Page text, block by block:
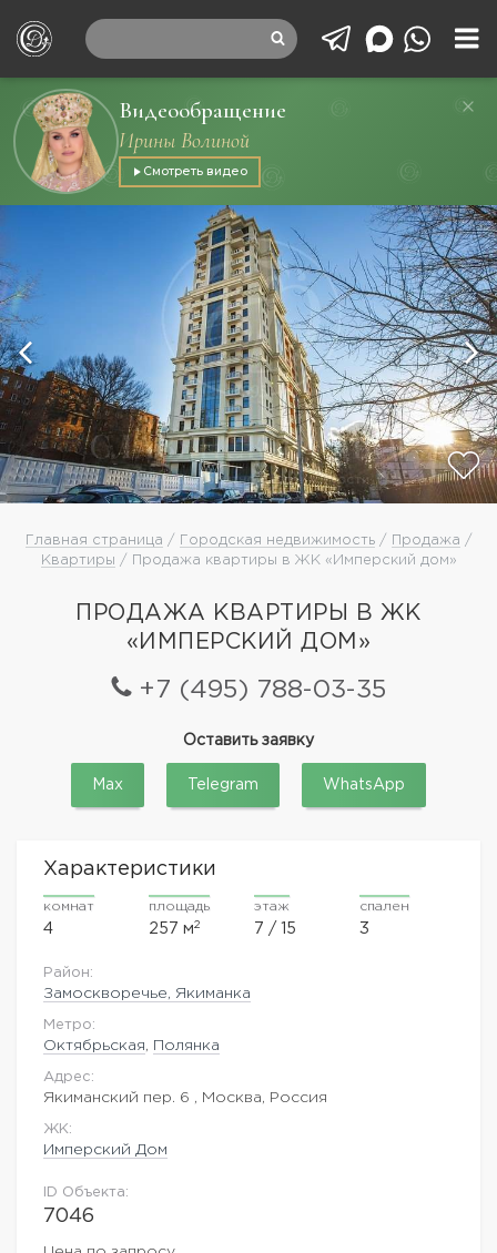
Видеообращение
Ирины Волиной
Смотреть видео
Главная страница / Городская недвижимость/ Продажа /
Квартиры / Продажа квартиры в ЖК «Имперский дом»
ПРОДАЖА КВАРТИРЫ В ЖК
«ИМПЕРСКИЙ ДОМ»
+7 (495) 788-03-35
Оставить заявку
Max Telegram WhatsApp
Характеристики
комнат
4
площадь
257 м2
этаж
7 / 15
спален
3
Район:
Замоскворечье, Якиманка
Метро:
Октябрьская Полянка
Адрес:
Якиманский пер. 6 , Москва, Россия
ЖK:
Имперский Дом
ID Объекта:
7046